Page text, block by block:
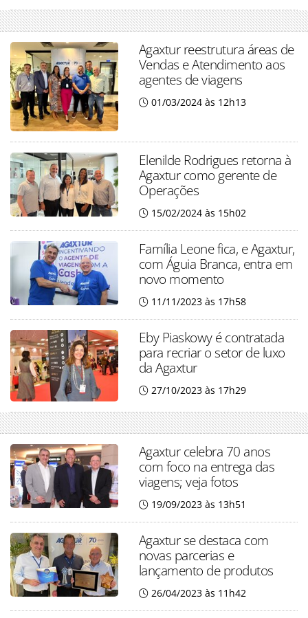
Agaxtur reestrutura áreas de
Vendas e Atendimento aos
agentes de viagens
01/03/2024 às 12h13
Elenilde Rodrigues retorna à
Agaxtur como gerente de
Operações
15/02/2024 às 15h02
Família Leone fica, e Agaxtur,
com Águia Branca, entra em
novo momento
11/11/2023 às 17h58
Eby Piaskowy é contratada
para recriar o setor de luxo
da Agaxtur
27/10/2023 às 17h29
Agaxtur celebra 70 anos
com foco na entrega das
viagens; veja fotos
19/09/2023 às 13h51
Agaxtur se destaca com
novas parcerias e
lançamento de produtos
26/04/2023 às 11h42